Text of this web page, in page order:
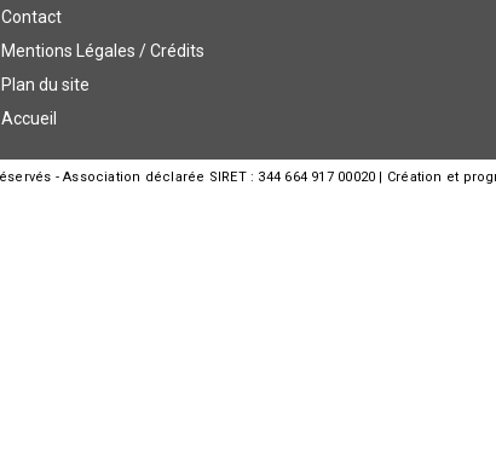
Contact
Mentions Légales / Crédits
Plan du site
Accueil
- Association déclarée SIRET : 344 664 917 00020 | Création et